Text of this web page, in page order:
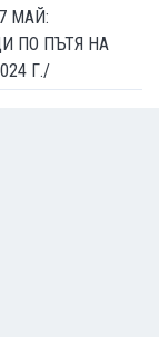
МАЙ:
ПО ПЪТЯ НА
Г./